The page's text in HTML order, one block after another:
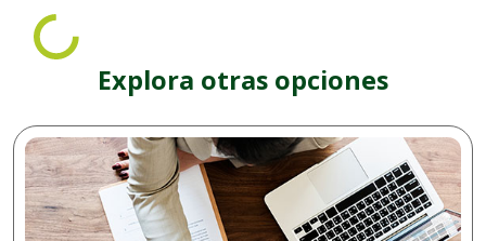
Explora otras opciones